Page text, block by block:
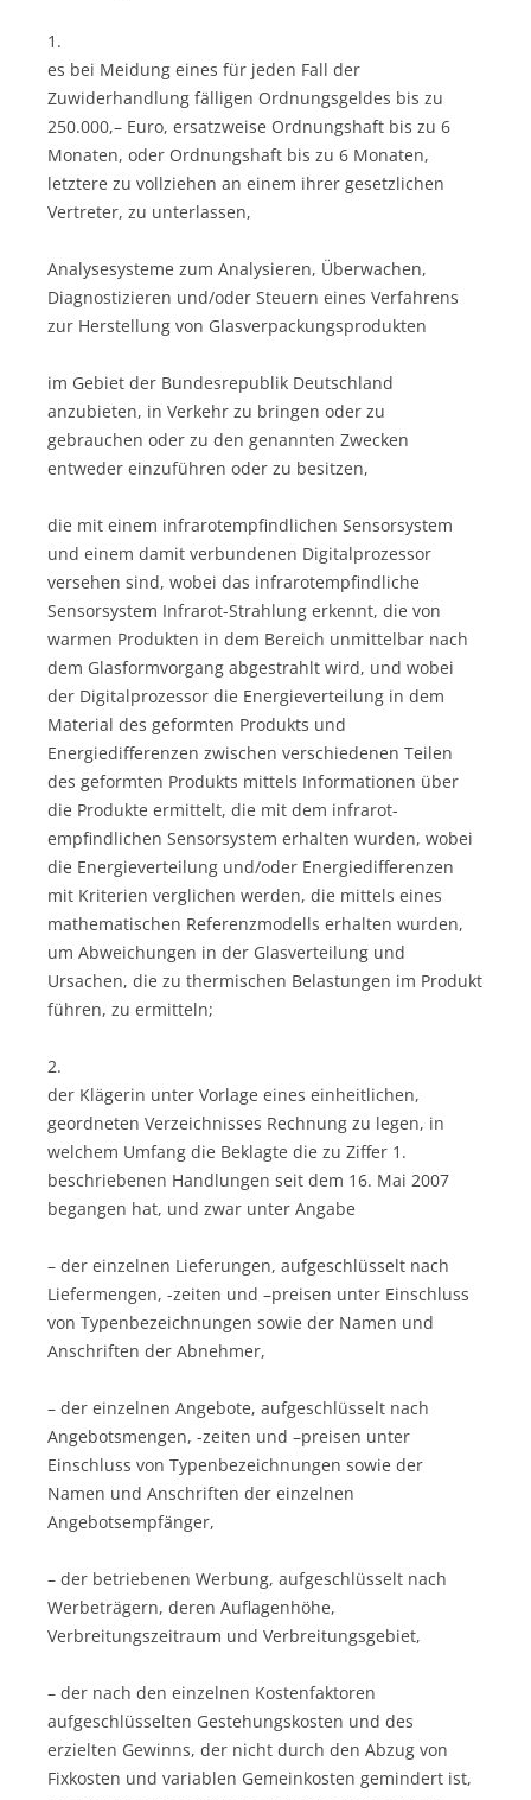
1.
es bei Meidung eines für jeden Fall der
Zuwiderhandlung fälligen Ordnungsgeldes bis zu
250.000,– Euro, ersatzweise Ordnungshaft bis zu 6
Monaten, oder Ordnungshaft bis zu 6 Monaten,
letztere zu vollziehen an einem ihrer gesetzlichen
Vertreter, zu unterlassen,
Analysesysteme zum Analysieren, Überwachen,
Diagnostizieren und/oder Steuern eines Verfahrens
zur Herstellung von Glasverpackungsprodukten
im Gebiet der Bundesrepublik Deutschland
anzubieten, in Verkehr zu bringen oder zu
gebrauchen oder zu den genannten Zwecken
entweder einzuführen oder zu besitzen,
die mit einem infrarotempfindlichen Sensorsystem
und einem damit verbundenen Digitalprozessor
versehen sind, wobei das infrarotempfindliche
Sensorsystem Infrarot-Strahlung erkennt, die von
warmen Produkten in dem Bereich unmittelbar nach
dem Glasformvorgang abgestrahlt wird, und wobei
der Digitalprozessor die Energieverteilung in dem
Material des geformten Produkts und
Energiedifferenzen zwischen verschiedenen Teilen
des geformten Produkts mittels Informationen über
die Produkte ermittelt, die mit dem infrarot-
empfindlichen Sensorsystem erhalten wurden, wobei
die Energieverteilung und/oder Energiedifferenzen
mit Kriterien verglichen werden, die mittels eines
mathematischen Referenzmodells erhalten wurden,
um Abweichungen in der Glasverteilung und
Ursachen, die zu thermischen Belastungen im Produkt
führen, zu ermitteln;
2.
der Klägerin unter Vorlage eines einheitlichen,
geordneten Verzeichnisses Rechnung zu legen, in
welchem Umfang die Beklagte die zu Ziffer 1.
beschriebenen Handlungen seit dem 16. Mai 2007
begangen hat, und zwar unter Angabe
– der einzelnen Lieferungen, aufgeschlüsselt nach
Liefermengen, -zeiten und –preisen unter Einschluss
von Typenbezeichnungen sowie der Namen und
Anschriften der Abnehmer,
– der einzelnen Angebote, aufgeschlüsselt nach
Angebotsmengen, -zeiten und –preisen unter
Einschluss von Typenbezeichnungen sowie der
Namen und Anschriften der einzelnen
Angebotsempfänger,
– der betriebenen Werbung, aufgeschlüsselt nach
Werbeträgern, deren Auflagenhöhe,
Verbreitungszeitraum und Verbreitungsgebiet,
– der nach den einzelnen Kostenfaktoren
aufgeschlüsselten Gestehungskosten und des
erzielten Gewinns, der nicht durch den Abzug von
Fixkosten und variablen Gemeinkosten gemindert ist,